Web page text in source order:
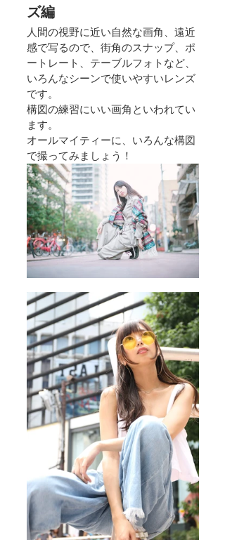
ズ編
人間の視野に近い自然な画角、遠近
感で写るので、街角のスナップ、ポ
ートレート、テーブルフォトなど、
いろんなシーンで使いやすいレンズ
です。
構図の練習にいい画角といわれてい
ます。
オールマイティーに、いろんな構図
で撮ってみましょう！